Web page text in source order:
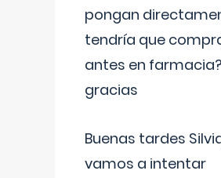
pongan
tendría que
antes en farmacia?
gracias
Buenas tardes
vamos a intentar